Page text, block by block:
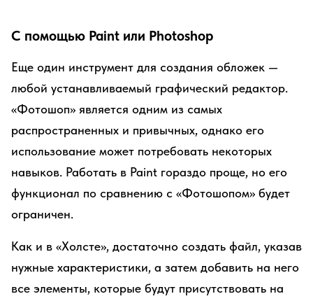
С помощью Paint или Photoshop
Еще один инструмент для создания обложек —
любой устанавливаемый графический редактор.
«Фотошоп» является одним из самых
распространенных и привычных, однако его
использование может потребовать некоторых
навыков. Работать в Paint гораздо проще, но его
функционал по сравнению с «Фотошопом» будет
ограничен.
Как и в «Холсте», достаточно создать файл, указав
нужные характеристики, а затем добавить на него
все элементы, которые будут присутствовать на